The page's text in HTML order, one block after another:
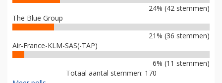
24% (42 stemmen)
The Blue Group
21% (36 stemmen)
Air-France-KLM-SAS(-TAP)
6% (11 stemmen)
Totaal aantal stemmen: 170